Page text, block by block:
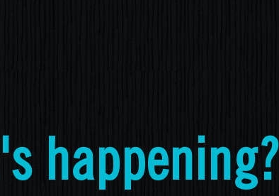
happening?